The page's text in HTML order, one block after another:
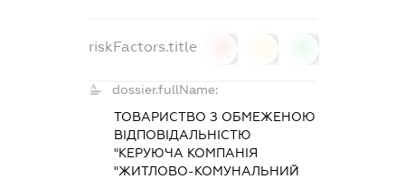
riskFactors.title
dossier.fullName:
ТОВАРИСТВО З ОБМЕЖЕНОЮ
ВІДПОВІДАЛЬНІСТЮ
"КЕРУЮЧА КОМПАНІЯ
"ЖИТЛОВО-КОМУНАЛЬНИЙ